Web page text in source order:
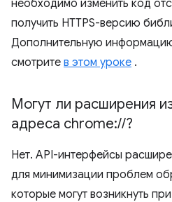
необходимо изменить код
получить HTTPS-версию
Дополнительную
смотрите в этом уроке .
Могут ли расширения
адреса chrome://?
Нет. API-интерфейсы
для минимизации проблем
которые могут возникнуть